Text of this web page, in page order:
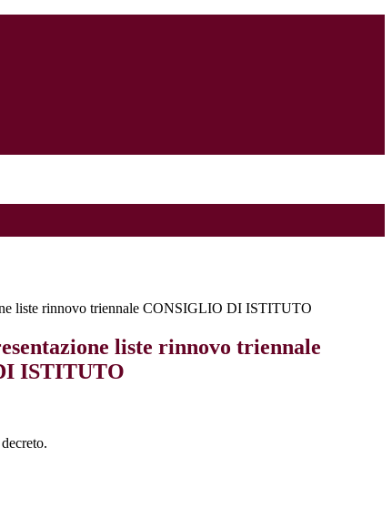
liste rinnovo triennale CONSIGLIO DI ISTITUTO
liste rinnovo triennale
ISTITUTO